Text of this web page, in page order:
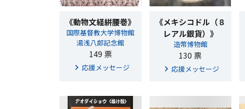
《動物文経絣腰巻》
国際基督教大学博物館
湯浅八郎記念館
149 票
応援メッセージ
《メキシコドル（８
レアル銀貨）》
造幣博物館
130 票
応援メッセージ